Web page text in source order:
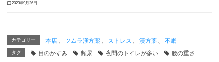
2023年9月26日
カテゴリー 本店 ツムラ漢方薬 ストレス 漢方薬 不眠
タグ 目のかすみ 頻尿 夜間のトイレが多い 腰の重さ